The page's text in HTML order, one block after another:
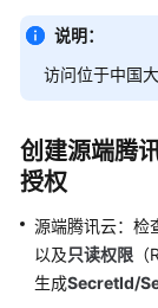
快
速
入
用
户
指
南
说明：
访问位于中国
创建源端腾
授权
源端腾讯云：检
以及只读权限
生成SecretId/